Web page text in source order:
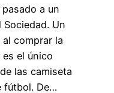
a un
Un
comprar la
el único
las camiseta
fútbol. De…